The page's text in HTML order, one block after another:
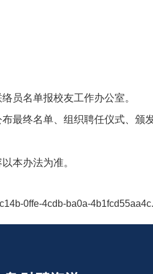
员名单报校友工作办公室。
最终名单、组织聘任仪式、颁发
本办法为准。
0ffe-4cdb-ba0a-